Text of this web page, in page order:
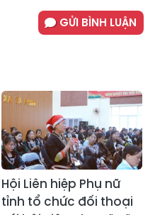
GỬI BÌNH LUẬN
Hội Liên hiệp Phụ nữ
tỉnh tổ chức đối thoại